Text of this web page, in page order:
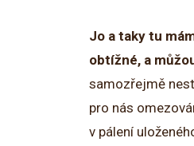
Jo a taky tu
obtížné, a
samozřejmě
pro nás
v pálení